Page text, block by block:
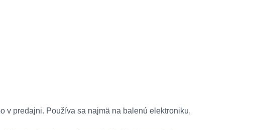
v predajni. Používa sa najmä na balenú elektroniku,